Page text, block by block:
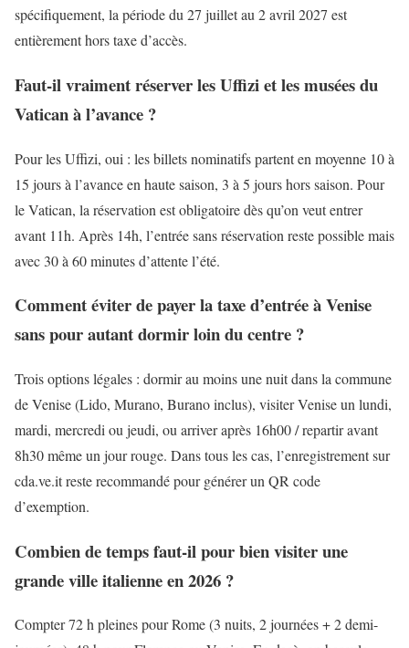
spécifiquement, la période du 27 juillet au 2 avril 2027 est
entièrement hors taxe d’accès.
Faut-il vraiment réserver les Uffizi et les musées du
Vatican à l’avance ?
Pour les Uffizi, oui : les billets nominatifs partent en moyenne 10 à
15 jours à l’avance en haute saison, 3 à 5 jours hors saison. Pour
le Vatican, la réservation est obligatoire dès qu’on veut entrer
avant 11h. Après 14h, l’entrée sans réservation reste possible mais
avec 30 à 60 minutes d’attente l’été.
Comment éviter de payer la taxe d’entrée à Venise
sans pour autant dormir loin du centre ?
Trois options légales : dormir au moins une nuit dans la commune
de Venise (Lido, Murano, Burano inclus), visiter Venise un lundi,
mardi, mercredi ou jeudi, ou arriver après 16h00 / repartir avant
8h30 même un jour rouge. Dans tous les cas, l’enregistrement sur
cda.ve.it reste recommandé pour générer un QR code
d’exemption.
Combien de temps faut-il pour bien visiter une
grande ville italienne en 2026 ?
Compter 72 h pleines pour Rome (3 nuits, 2 journées + 2 demi-